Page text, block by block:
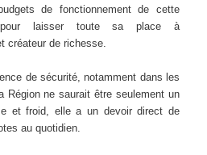
de fonctionnement de cette
laisser toute sa place à
créateur de richesse.
de sécurité, notamment dans les
Région ne saurait être seulement un
et froid, elle a un devoir direct de
au quotidien.